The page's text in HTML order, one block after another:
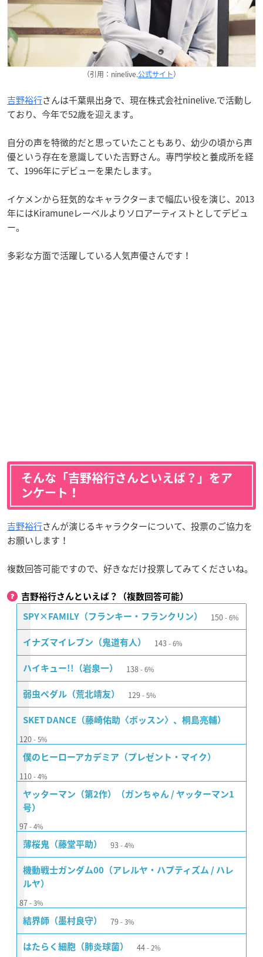
（引用：ninelive.公式サイト）
吉野裕行さんは千葉県出身で、現在株式会社ninelive.で活動し
ており、今年で52歳を迎えます。
自分の声を特徴的だと思っていたこともあり、幼少の頃から声
優という存在を意識していた吉野さん。専門学校と養成所を経
て、1996年にデビューを果たします。
イケメンから狂気的なキャラクターまで幅広い役を演じ、2013
年にはKiramuneレーベルよりソロアーティストとしてデビュ
ー。
多彩な方面で活躍している人気声優さんです！
そんな「吉野裕行さんといえば？」をア
ンケート！
吉野裕行さんが演じるキャラクターについて、投票のご協力を
お願いします！
複数回答可能ですので、好きなだけ投票してみてくださいね。
吉野裕行さんといえば？（複数回答可能）
SPY×FAMILY（フランキー・フランクリン） 150 6%
イナズマイレブン（鬼道有人） 143 6%
ハイキュー!!（岩泉一） 138 6%
弱虫ペダル（荒北靖友） 129 5%
SKET DANCE（藤崎佑助〈ボッスン〉、桐島亮輔）
120 5%
僕のヒーローアカデミア（プレゼント・マイク）
110 4%
ヤッターマン（第2作）（ガンちゃん / ヤッターマン1
号）
97 4%
薄桜鬼（藤堂平助） 93 4%
機動戦士ガンダム00（アレルヤ・ハプティズム / ハレ
ルヤ）
87 3%
結界師（墨村良守） 79 3%
はたらく細胞（肺炎球菌） 44 2%